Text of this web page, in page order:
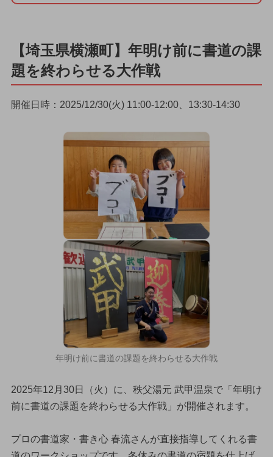
【埼玉県横瀬町】年明け前に書道の課
題を終わらせる大作戦
開催日時：2025/12/30(火) 11:00-12:00、13:30-14:30
年明け前に書道の課題を終わらせる大作戦
2025年12月30日（火）に、秩父湯元 武甲温泉で「年明け
前に書道の課題を終わらせる大作戦」が開催されます。
プロの書道家・書き心 春流さんが直接指導してくれる書